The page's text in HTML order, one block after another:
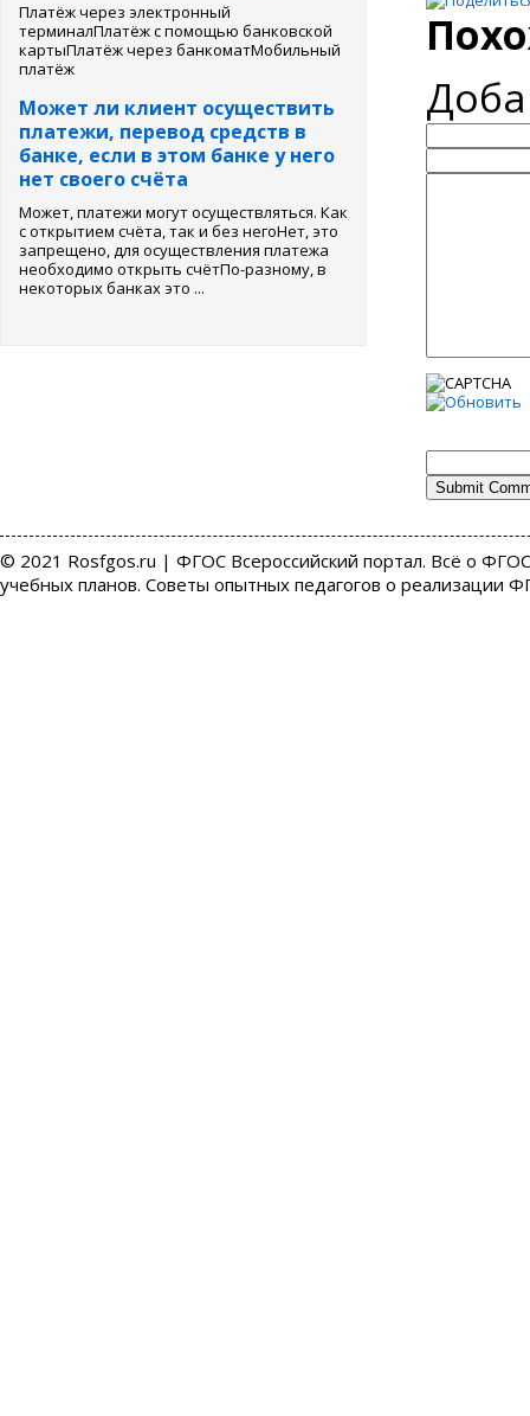
Платёж через электронный
терминалПлатёж с помощью банковской
картыПлатёж через банкоматМобильный
платёж
Может ли клиент осуществить
платежи, перевод средств в
банке, если в этом банке у него
нет своего счёта
Может, платежи могут осуществляться. Как
с открытием счёта, так и без негоНет, это
запрещено, для осуществления платежа
необходимо открыть счётПо-разному, в
некоторых банках это ...
© 2021 Rosfgos.ru | ФГОС Всероссийский портал. Всё о
учебных планов. Советы опытных педагогов о реализации